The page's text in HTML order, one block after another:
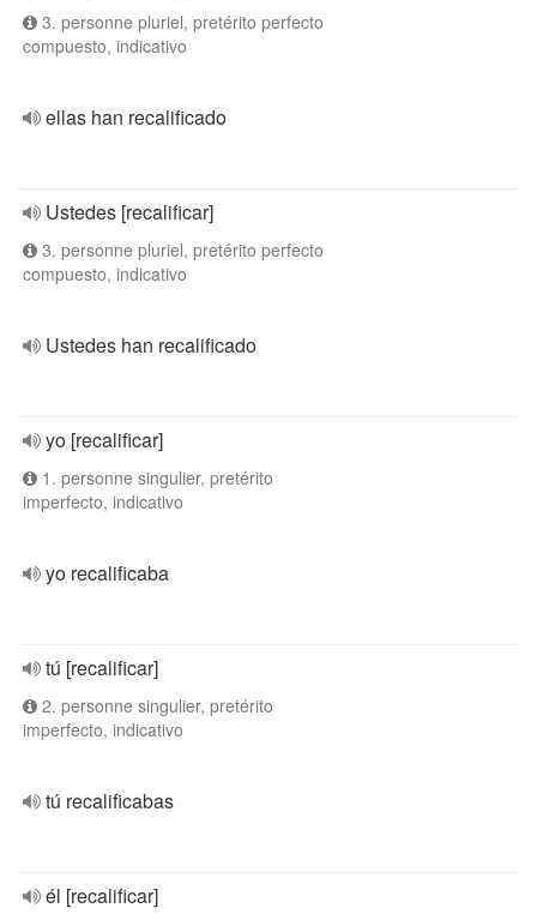
3. personne pluriel, pretérito perfecto
compuesto, indicativo
ellas han recalificado
Ustedes [recalificar]
3. personne pluriel, pretérito perfecto
compuesto, indicativo
Ustedes han recalificado
yo [recalificar]
1. personne singulier, pretérito
imperfecto, indicativo
yo recalificaba
tú [recalificar]
2. personne singulier, pretérito
imperfecto, indicativo
tú recalificabas
él [recalificar]